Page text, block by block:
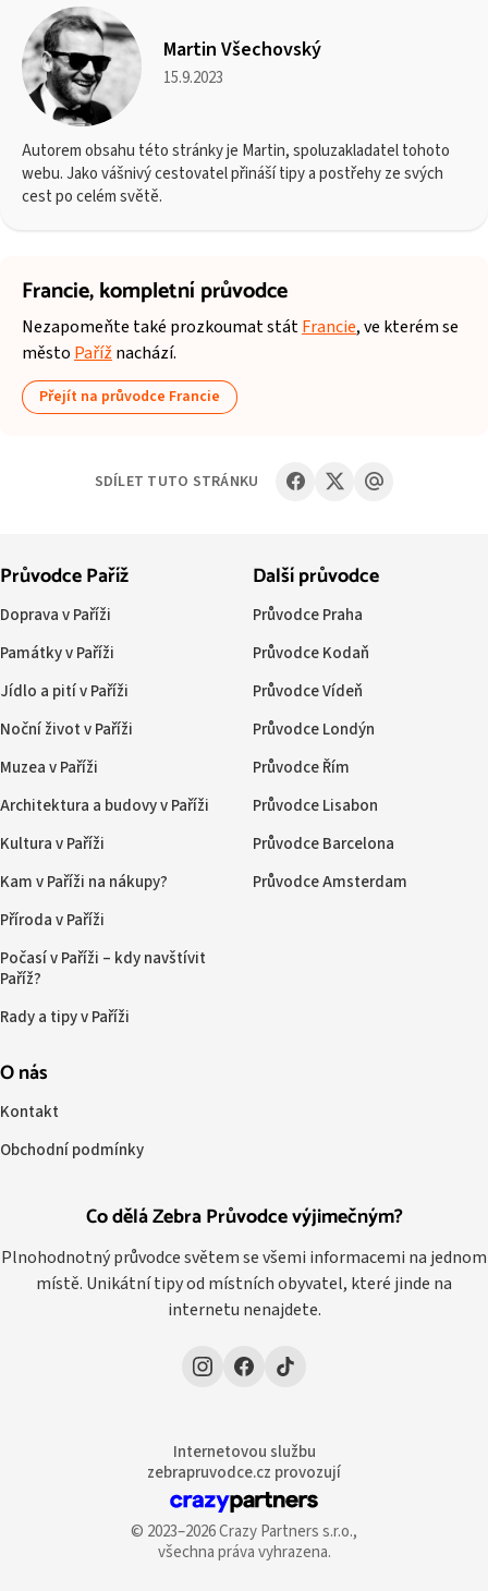
Martin Všechovský
15.9.2023
Autorem obsahu této stránky je Martin, spoluzakladatel tohoto
webu. Jako vášnivý cestovatel přináší tipy a postřehy ze svých
cest po celém světě.
Francie,kompletní průvodce
Nezapomeňte také prozkoumat státFrancie, ve kterém se
město Paříž nachází.
Přejít na průvodce Francie
SDÍLET TUTO STRÁNKU
Co dělá Zebra Průvodce výjimečným?
Plnohodnotný průvodce světem se všemi informacemi na jednom
místě. Unikátní tipy od místních obyvatel, které jinde na
internetu nenajdete.
Průvodce Paříž
Doprava v Paříži
Památky v Paříži
Jídlo a pití v Paříži
Noční život v Paříži
Muzea v Paříži
Architektura a budovy v Paříži
Kultura v Paříži
Kam v Paříži na nákupy?
Příroda v Paříži
Počasí v Paříži – kdy navštívit
Paříž?
Rady a tipy v Paříži
Další průvodce
Průvodce Praha
Průvodce Kodaň
Průvodce Vídeň
Průvodce Londýn
Průvodce Řím
Průvodce Lisabon
Průvodce Barcelona
Průvodce Amsterdam
O nás
Kontakt
Obchodní podmínky
Internetovou službu
zebrapruvodce.cz provozují
© 2023–2026 Crazy Partners s.r.o.,
všechna práva vyhrazena.